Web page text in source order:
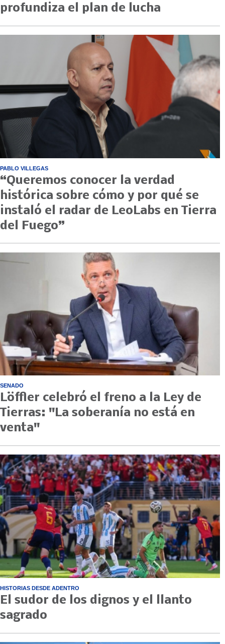
profundiza el plan de lucha
PABLO VILLEGAS
“Queremos conocer la verdad
histórica sobre cómo y por qué se
instaló el radar de LeoLabs en Tierra
del Fuego”
SENADO
Löffler celebró el freno a la Ley de
Tierras: "La soberanía no está en
venta"
HISTORIAS DESDE ADENTRO
El sudor de los dignos y el llanto
sagrado